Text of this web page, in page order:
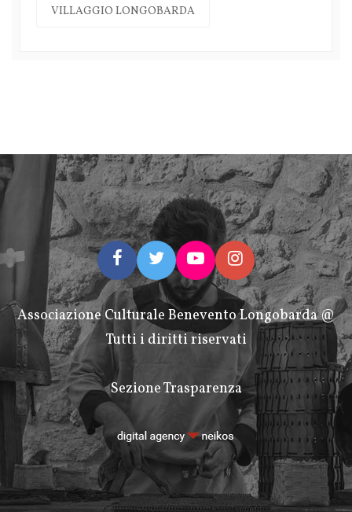
VILLAGGIO LONGOBARDA
Associazione Culturale Benevento Longobarda @
Tutti i diritti riservati
Sezione Trasparenza